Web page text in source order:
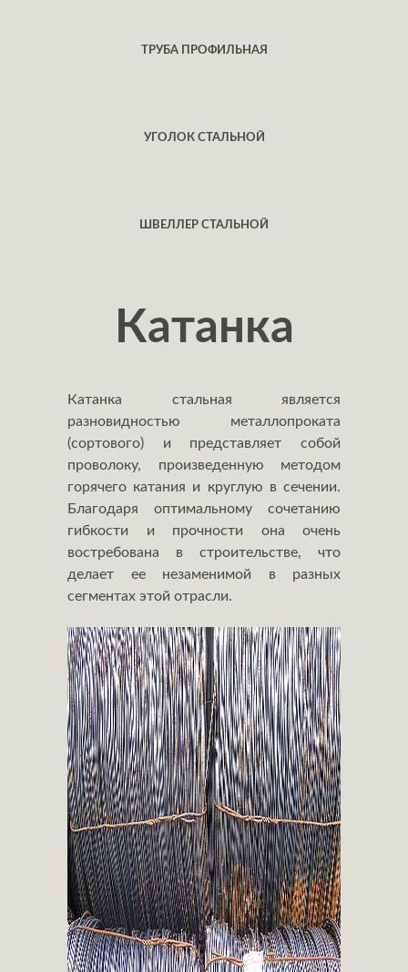
ТРУБА ПРОФИЛЬНАЯ
УГОЛОК СТАЛЬНОЙ
ШВЕЛЛЕР СТАЛЬНОЙ
Катанка
Катанка стальная является
разновидностью металлопроката
(сортового) и представляет собой
проволоку, произведенную методом
горячего катания и круглую в сечении.
Благодаря оптимальному сочетанию
гибкости и прочности она очень
востребована в строительстве, что
делает ее незаменимой в разных
сегментах этой отрасли.